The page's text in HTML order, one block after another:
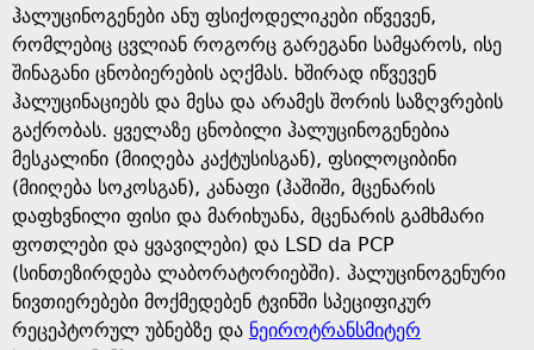
ჰალუცინოგენები ანუ ფსიქოდელიკები იწვევენ,
რომლებიც ცვლიან როგორც გარეგანი სამყაროს, ისე
შინაგანი ცნობიერების აღქმას. ხშირად იწვევენ
ჰალუცინაციებს და მესა და არამეს შორის საზღვრების
გაქრობას. ყველაზე ცნობილი ჰალუცინოგენებია
მესკალინი (მიიღება კაქტუსისგან), ფსილოციბინი
(მიიღება სოკოსგან), კანაფი (ჰაშიში, მცენარის
დაფხვნილი ფისი და მარიხუანა, მცენარის გამხმარი
ფოთლები და ყვავილები) და LSD da PCP
(სინთეზირდება ლაბორატორიებში). ჰალუცინოგენური
ნივთიერებები მოქმედებენ ტვინში სპეციფიკურ
რეცეპტორულ უბნებზე და ნეიროტრანსმიტერ